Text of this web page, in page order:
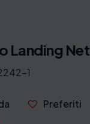
Landing Net
1
Preferiti